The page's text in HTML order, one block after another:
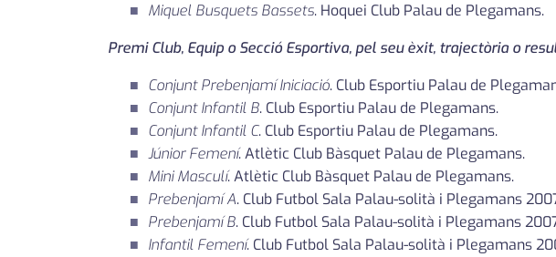
Miquel Busquets Bassets. Hoquei Club Palau de Plegamans.
Premi Club, Equip o Secció Esportiva, pel seu èxit, trajectòria o
Conjunt Prebenjamí Iniciació. Club Esportiu Palau de
Conjunt Infantil B. Club Esportiu Palau de Plegamans.
Conjunt Infantil C. Club Esportiu Palau de Plegamans.
Júnior Femení. Atlètic Club Bàsquet Palau de Plegamans.
Mini Masculí. Atlètic Club Bàsquet Palau de Plegamans.
Prebenjamí A. Club Futbol Sala Palau-solità i Plegamans
Prebenjamí B. Club Futbol Sala Palau-solità i Plegamans
Infantil Femení. Club Futbol Sala Palau-solità i Plegamans